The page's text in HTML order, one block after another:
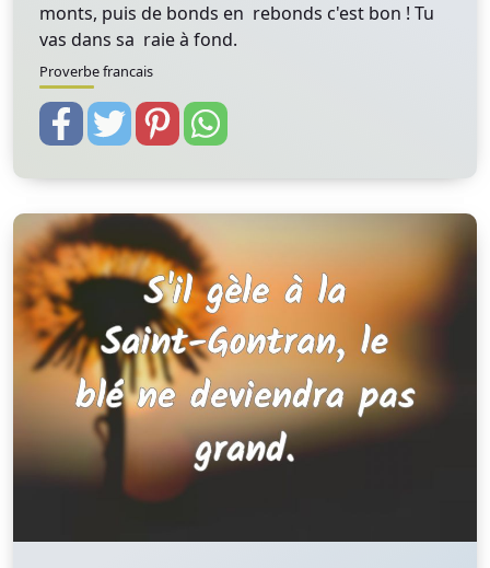
monts, puis de bonds en rebonds c'est bon ! Tu
vas dans sa raie à fond.
Proverbe francais